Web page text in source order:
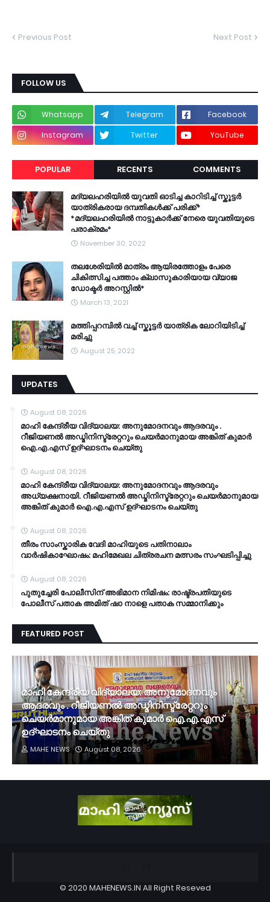
Previous Post Next Post
FOLLOW US
Whatsapp Telegram
Facebook
Instagram
Twitter YouTube
POPULAR RECENTS COMMENTS
മദ്യലഹരിയിൽ യുവതി ഓടിച്ച കാറിടിച്ച് സ്കൂട്ടർ
യാത്രികരായ ദമ്പതികൾക്ക് പരിക്ക്*
*മദ്യലഹരിയിൽ നാട്ടുകാർക്ക് നേരെ യുവതിയുടെ
പരാക്രമം*
November 30, 2022
തലശേരിയിൽ മാത്രം ആയിരത്തോളം പേരെ
ചികിത്സിച്ച പത്താം ക്ലാസുകാരിയായ വ്യാജ
ഡോക്ടർ അറസ്റ്റിൽ*
March 13, 2021
മത്തിപ്പറമ്പിൽ വച്ച് സ്കൂട്ടർ യാത്രിക ലോറിയിടിച്ച്
മരിച്ചു
August 25, 2022
UPDATES
August 08, 2026
മാഹി കേന്ദ്രീയ വിദ്യാലയ: അനുമോദനവും ആദരവും .
റീജിയണൽ അഡ്മിനിസ്ട്രേറ്ററും ചെയർമാനുമായ അങ്കിത് കുമാർ
ഐ.എ.എസ് ഉദ്ഘാടനം ചെയ്തു
August 08, 2026
മാഹി കേന്ദ്രീയ വിദ്യാലയ: അനുമോദനവും ആദരവും
അധ്യക്ഷനായി. റീജിയണൽ അഡ്മിനിസ്ട്രേറ്ററും ചെയർമാനുമായ
അങ്കിത് കുമാർ ഐ.എ.എസ് ഉദ്ഘാടനം ചെയ്തു
August 08, 2026
തീരം സാംസ്കാരിക വേദി മാഹിയുടെ പതിനാലാം
വാർഷികാഘോഷം: മഹിമേഖല ചിത്രരചന മത്സരം സംഘടിപ്പിച്ചു
August 08, 2026
പുതുച്ചേരി പോലീസിന് അഭിമാന നിമിഷം: രാഷ്ട്രപതിയുടെ
പോലീസ് പതാക അമിത് ഷാ നാളെ പതാക സമ്മാനിക്കും
FEATURED POST
മാഹി കേന്ദ്രീയ വിദ്യാലയ: അനുമോദനവും
ആദരവും . റീജിയണൽ അഡ്മിനിസ്ട്രേറ്ററും
ചെയർമാനുമായ അങ്കിത് കുമാർ ഐ.എ.എസ്
ഉദ്ഘാടനം ചെയ്തു
MAHE NEWS August 08, 2026
© 2020 MAHENEWS.IN All Right Reseved